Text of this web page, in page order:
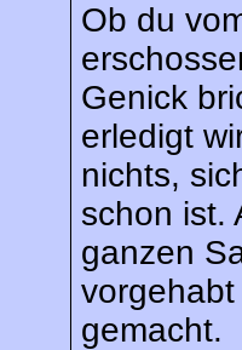
Ob du
Genick
erledigt
nichts,
schon ist.
ganzen
gemacht.